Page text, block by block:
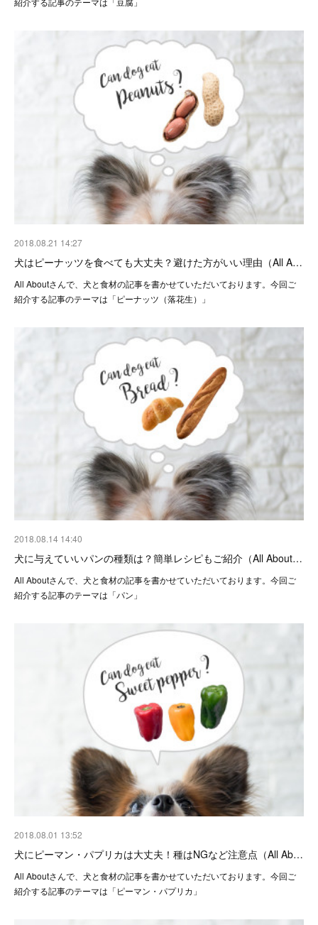
2018.08.21 14:27
犬はピーナッツを食べても大丈夫？避けた方がいい理由（All A…
All Aboutさんで、犬と食材の記事を書かせていただいております。今回ご
紹介する記事のテーマは「ピーナッツ（落花生）」
2018.08.14 14:40
犬に与えていいパンの種類は？簡単レシピもご紹介（All About…
All Aboutさんで、犬と食材の記事を書かせていただいております。今回ご
紹介する記事のテーマは「パン」
2018.08.01 13:52
犬にピーマン・パプリカは大丈夫！種はNGなど注意点（All Ab…
All Aboutさんで、犬と食材の記事を書かせていただいております。今回ご
紹介する記事のテーマは「ピーマン・パプリカ」